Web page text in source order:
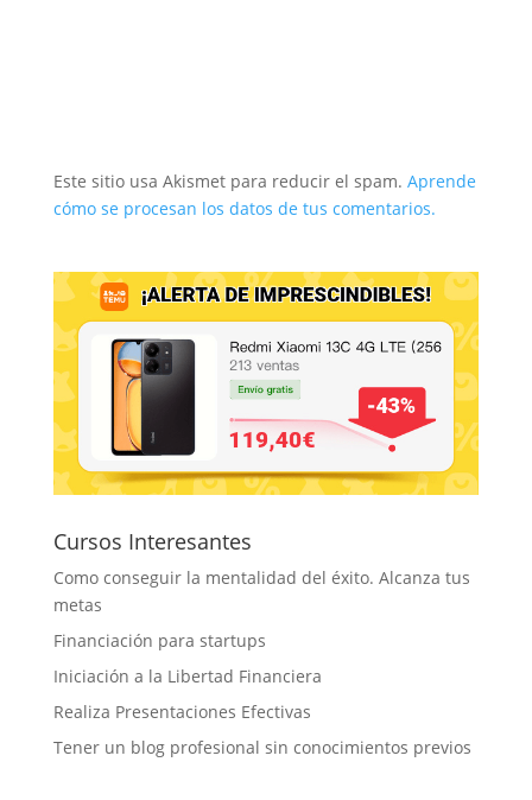
Este sitio usa Akismet para reducir el spam. Aprende
cómo se procesan los datos de tus comentarios.
Cursos Interesantes
Como conseguir la mentalidad del éxito. Alcanza tus
metas
Financiación para startups
Iniciación a la Libertad Financiera
Realiza Presentaciones Efectivas
Tener un blog profesional sin conocimientos previos